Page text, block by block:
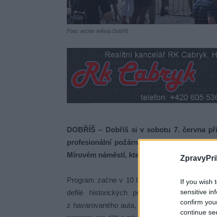
If you wish
sensitive
confirm
continue
Foto: archiv města Dobříš
DOBŘÍŠ – Dobříš si v sobotu 7. června
profesionální požární ochrany a 140 let
Mírovém náměstí, které bude pro tuto
Program začne v 10 hodin a nabídne
defilé historických praporů i vystoupení
z havarovaného auta, záchrana osob z